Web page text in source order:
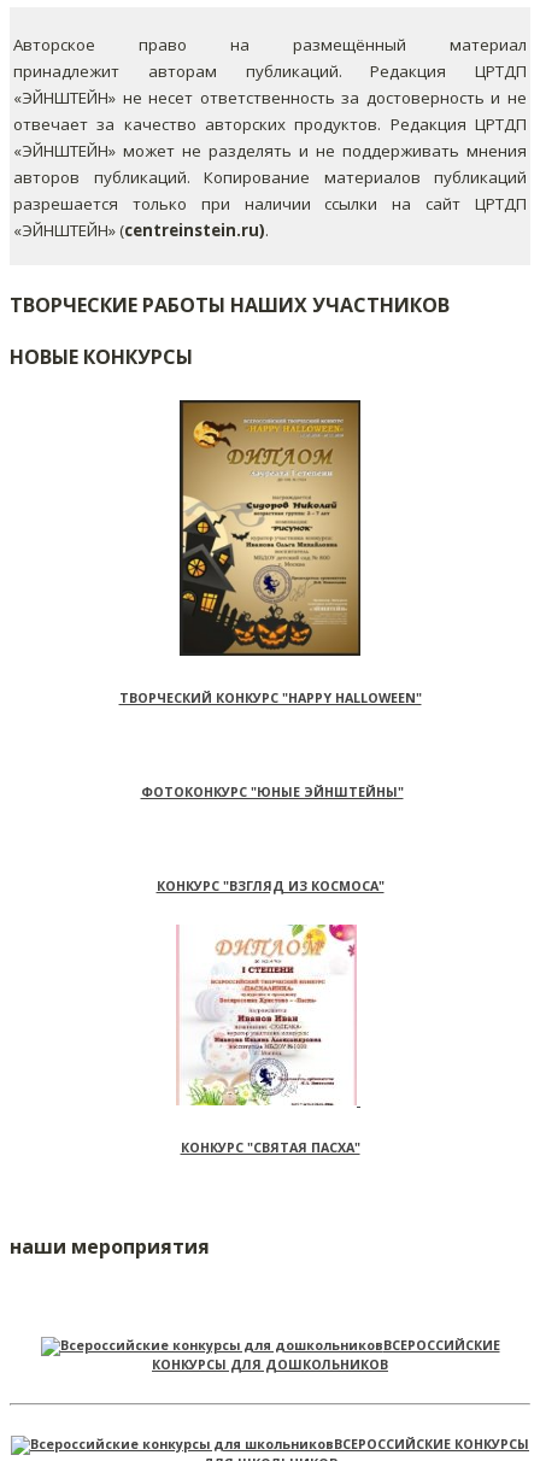
Авторское право на размещённый материал
принадлежит авторам публикаций. Редакция ЦРТДП
«ЭЙНШТЕЙН» не несет ответственность за достоверность и не
отвечает за качество авторских продуктов. Редакция ЦРТДП
«ЭЙНШТЕЙН» может не разделять и не поддерживать мнения
авторов публикаций. Копирование материалов публикаций
разрешается только при наличии ссылки на сайт ЦРТДП
«ЭЙНШТЕЙН» (centreinstein.ru).
ТВОРЧЕСКИЕ РАБОТЫ НАШИХ УЧАСТНИКОВ
НОВЫЕ КОНКУРСЫ
ТВОРЧЕСКИЙ КОНКУРС "HAPPY HALLOWEEN"
ФОТОКОНКУРС "ЮНЫЕ ЭЙНШТЕЙНЫ"
КОНКУРС "ВЗГЛЯД ИЗ КОСМОСА"
КОНКУРС "СВЯТАЯ ПАСХА"
наши мероприятия
ВСЕРОССИЙСКИЕ
КОНКУРСЫ ДЛЯ ДОШКОЛЬНИКОВ
ВСЕРОССИЙСКИЕ КОНКУРСЫ